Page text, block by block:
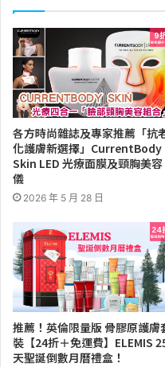
各方時尚雜誌及專家推薦「抗
化護膚新選擇」CurrentBody
Skin LED 光療面膜及頸胸美容
儀
2026 年 5 月 28 日
推薦！英倫限量版 骨膠原護膚
裝【24折＋免運費】ELEMIS
天聖誕倒數月曆禮盒！